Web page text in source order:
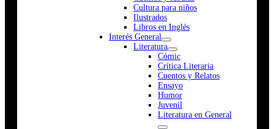
Cultura para niños
Ilustrados
Libros en Inglés
Interés General
Literatura
Cómic
Crítica Literaria
Cuentos y Relatos
Ensayo
Humor
Juvenil
Literatura en General